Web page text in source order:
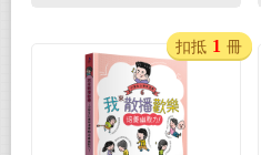
扣抵 1 冊